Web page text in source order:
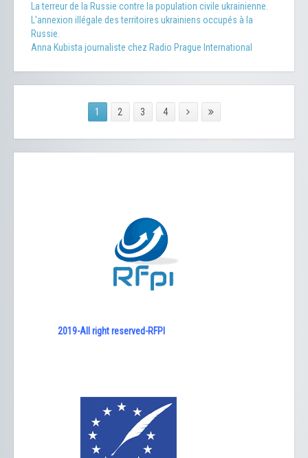
La terreur de la Russie contre la population civile ukrainienne.
L'annexion illégale des territoires ukrainiens occupés à la
Russie.
Anna Kubista journaliste chez Radio Prague International
1 2 3 4
2019-All right reserved-RFPI